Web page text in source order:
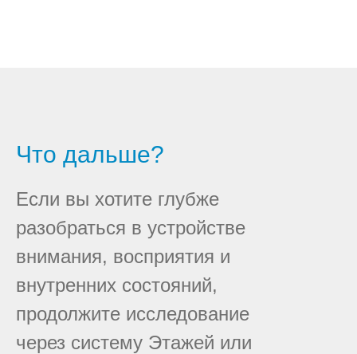
Что дальше?
Если вы хотите глубже
разобраться в устройстве
внимания, восприятия и
внутренних состояний,
продолжите исследование
через систему Этажей или